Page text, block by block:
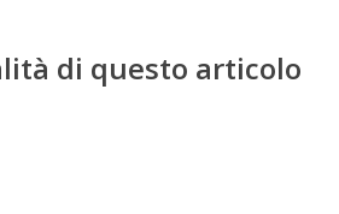
di questo articolo